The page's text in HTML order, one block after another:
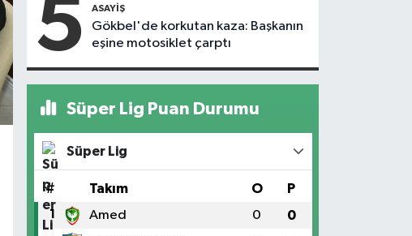
5 ASAYIŞ
Gökbel'de korkutan kaza: Başkanın
eşine motosiklet çarptı
Süper Lig Puan Durumu
Süper Lig
# Takım O P
1 Amed 0 0